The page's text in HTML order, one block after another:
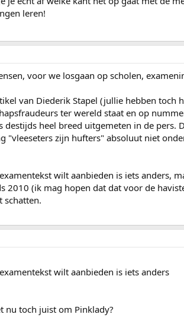
leren!
voor we losgaan op scholen,
van Diederik Stapel (jullie hebben
ter wereld staat en op
destijds heel breed uitgemeten in de
"vleeseters zijn hufters" absoluut niet
wilt aanbieden is iets anders,
2010 (ik mag hopen dat dat voor de
schatten.
wilt aanbieden is iets anders
nu toch juist om Pinklady?